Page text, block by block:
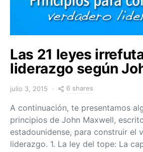
Las 21 leyes
liderazgo según
julio 3, 2015 6 shares
A continuación, te presentamos
principios de John Maxwell,
estadounidense, para construir el
liderazgo. 1. La ley del tope: La